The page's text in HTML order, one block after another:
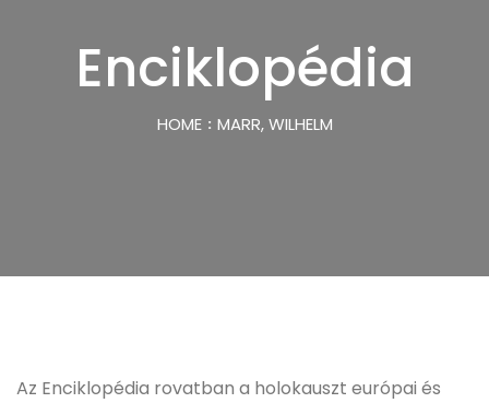
Enciklopédia
HOME MARR, WILHELM
Az Enciklopédia rovatban a holokauszt európai és